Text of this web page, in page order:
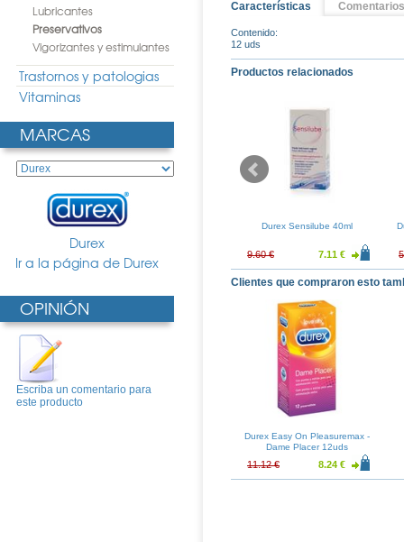
Lubricantes
Preservativos
Vigorizantes y estimulantes
Trastornos y patologias
Vitaminas
MARCAS
Durex
Ir a la página de Durex
OPINIÓN
Escriba un comentario para
este producto
Características Comentarios
Contenido:
12 uds
Productos relacionados
Sensual
Durex Sensitivo Contacto
Durex Sensilube 40ml
9.60 € 7.11 €
Clientes que compraron esto
Durex Easy On Pleasuremax -
Dame Placer 12uds
11.12 € 8.24 €